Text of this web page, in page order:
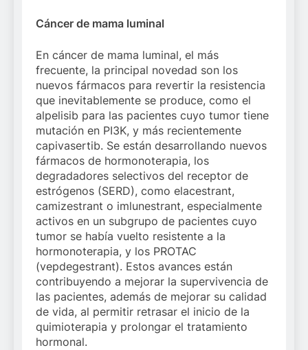
Cáncer de mama luminal
En cáncer de mama luminal, el más
frecuente, la principal novedad son los
nuevos fármacos para revertir la resistencia
que inevitablemente se produce, como el
alpelisib para las pacientes cuyo tumor tiene
mutación en PI3K, y más recientemente
capivasertib. Se están desarrollando nuevos
fármacos de hormonoterapia, los
degradadores selectivos del receptor de
estrógenos (SERD), como elacestrant,
camizestrant o imlunestrant, especialmente
activos en un subgrupo de pacientes cuyo
tumor se había vuelto resistente a la
hormonoterapia, y los PROTAC
(vepdegestrant). Estos avances están
contribuyendo a mejorar la supervivencia de
las pacientes, además de mejorar su calidad
de vida, al permitir retrasar el inicio de la
quimioterapia y prolongar el tratamiento
hormonal.